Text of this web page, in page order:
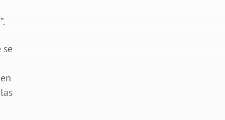
se